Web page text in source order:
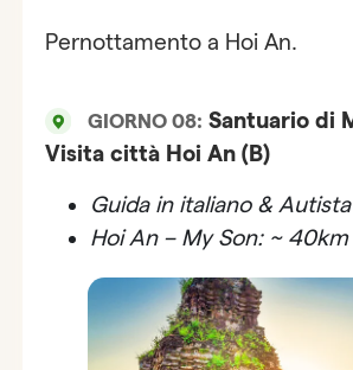
Pernottamento a Hoi An.
GIORNO 08: Santuario di
Visita città Hoi An (B)
Guida in italiano &
Hoi An – My Son: ~